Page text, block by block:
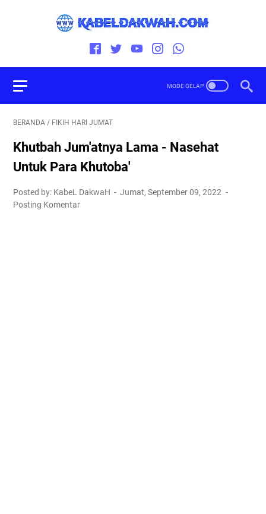
BERANDA / FIKIH HARI JUM'AT
Khutbah Jum'atnya Lama - Nasehat
Untuk Para Khutoba'
Posted by: KabeL DakwaH
Jumat, September 09, 2022
Posting Komentar